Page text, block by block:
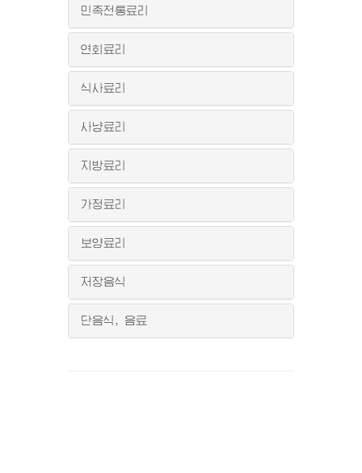
민족전통료리
연회료리
식사료리
사냥료리
지방료리
가정료리
보양료리
저장음식
단음식, 음료